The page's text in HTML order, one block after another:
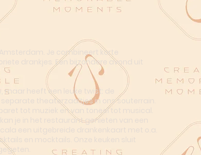
Je combineert korte
drankjes. Een bijzondere avond uit
maar heeft een leuke twist: de
theaterzaaltjes in ons souterrain.
tot muziek en van toneel tot musical.
je in het restaurant genieten van een
een uitgebreide drankenkaart met o.a.
en mocktails. Onze keuken sluit